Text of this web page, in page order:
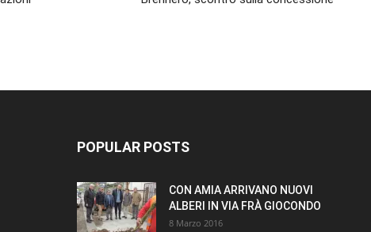
POPULAR POSTS
CON AMIA ARRIVANO NUOVI
ALBERI IN VIA FRÀ GIOCONDO
8 Marzo 2016